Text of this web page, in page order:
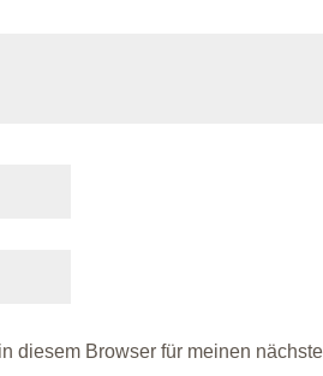
diesem Browser für meinen